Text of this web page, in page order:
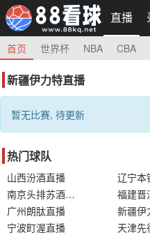
直播
首页 世界杯 NBA CBA
新疆伊力特直播
暂无比赛, 待更新
热门球队
山西汾酒直播 辽宁本
南京头排苏酒直播
福建晋
广州朗肽直播
新疆伊
宁波町渥直播
天津先